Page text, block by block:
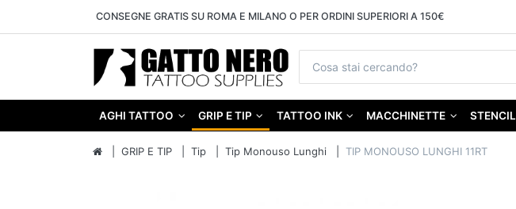
CONSEGNE GRATIS SU ROMA E MILANO O PER ORDINI SUPERIORI A 150€
AGHI TATTOO GRIP E TIP TATTOO INK MACCHINETTE STENCIL
GRIP E TIP Tip Tip Monouso Lunghi TIP MONOUSO LUNGHI 11RT